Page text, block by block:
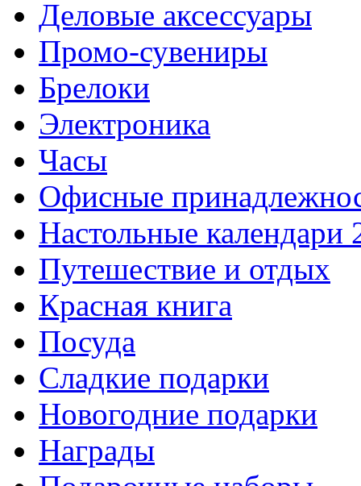
Деловые аксессуары
Промо-сувениры
Брелоки
Электроника
Часы
Офисные
Настольные календари
Путешествие и отдых
Красная книга
Посуда
Сладкие подарки
Новогодние подарки
Награды